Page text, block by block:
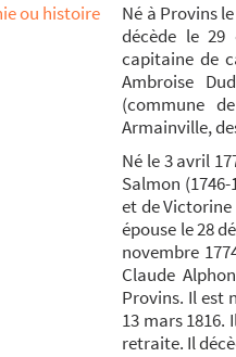
738. Extraits divers de mes lettres,
741. Extraits des petits cahiers sur
des œuvres de Charles Jean
réunies par Charles Jean
légères sur la campagne
Recueil compilé par Charles
Œuvres de Voltaire et son éloge
Les extravagances du jour,
Maximilien Michelin. Liste des
ou histoire
Né à Provins
décède le
capitaine de
Ambroise
(commune
Armainville,
Né le 3 avril
Salmon
et de Victorine
épouse le 28
novembre
Claude
Provins. Il est
13 mars 1816.
retraite. Il